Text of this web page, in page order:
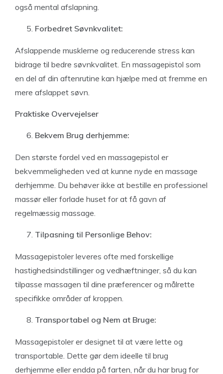
også mental afslapning.
Forbedret Søvnkvalitet:
Afslappende musklerne og reducerende stress kan
bidrage til bedre søvnkvalitet. En massagepistol som
en del af din aftenrutine kan hjælpe med at fremme en
mere afslappet søvn.
Praktiske Overvejelser
Bekvem Brug derhjemme:
Den største fordel ved en massagepistol er
bekvemmeligheden ved at kunne nyde en massage
derhjemme. Du behøver ikke at bestille en professionel
massør eller forlade huset for at få gavn af
regelmæssig massage.
Tilpasning til Personlige Behov:
Massagepistoler leveres ofte med forskellige
hastighedsindstillinger og vedhæftninger, så du kan
tilpasse massagen til dine præferencer og målrette
specifikke områder af kroppen.
Transportabel og Nem at Bruge:
Massagepistoler er designet til at være lette og
transportable. Dette gør dem ideelle til brug
derhjemme eller endda på farten, når du har brug for